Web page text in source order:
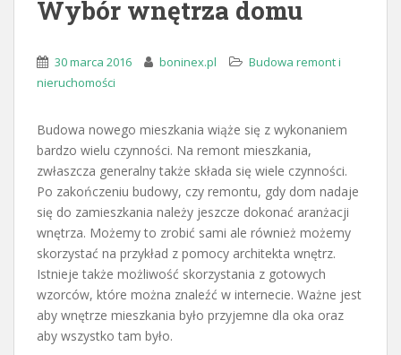
Wybór wnętrza domu
30 marca 2016 boninex.pl
Budowa remont i
nieruchomości
Budowa nowego mieszkania wiąże się z wykonaniem
bardzo wielu czynności. Na remont mieszkania,
zwłaszcza generalny także składa się wiele czynności.
Po zakończeniu budowy, czy remontu, gdy dom nadaje
się do zamieszkania należy jeszcze dokonać aranżacji
wnętrza. Możemy to zrobić sami ale również możemy
skorzystać na przykład z pomocy architekta wnętrz.
Istnieje także możliwość skorzystania z gotowych
wzorców, które można znaleźć w internecie. Ważne jest
aby wnętrze mieszkania było przyjemne dla oka oraz
aby wszystko tam było.